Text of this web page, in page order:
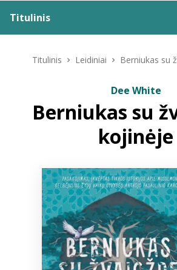
Titulinis
ELVIS atvyksta
Bibliotekoms
Titulinis Leidiniai Berniukas su
Dee White
Berniukas su
kojinėje